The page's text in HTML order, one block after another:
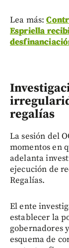
Lea más:
Espriella
regalías
La sesión del
momentos en
adelanta
ejecución de
Regalías.
El ente
establecer la
gobernadores
esquema de